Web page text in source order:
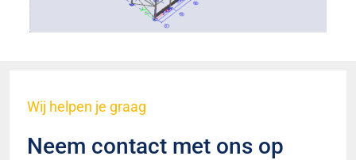
Wij helpen je graag
Neem contact met ons op